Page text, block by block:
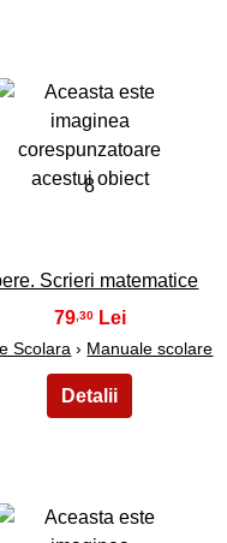
8
Scrieri matematice
79,30
Scolara › Manuale scolare